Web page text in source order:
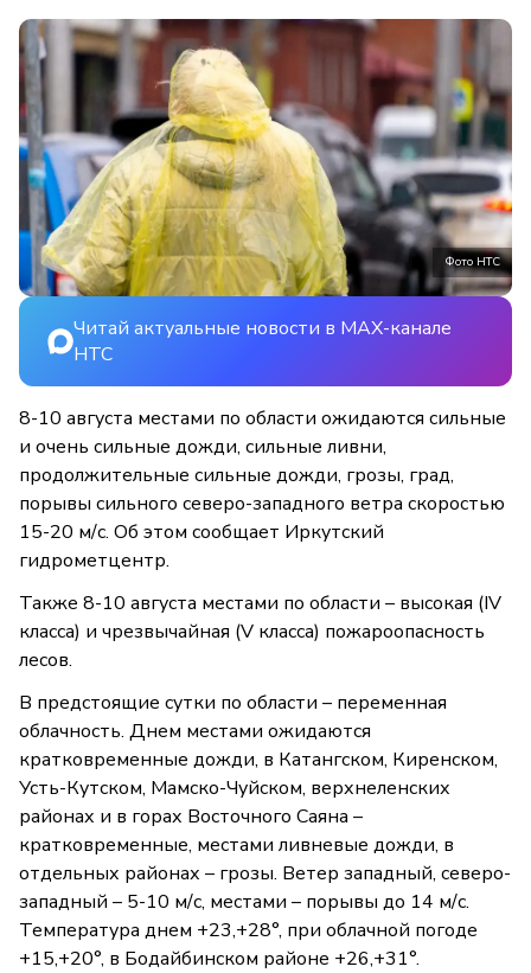
Фото НТС
Читай актуальные новости в MAX-канале
НТС
8-10 августа местами по области ожидаются сильные
и очень сильные дожди, сильные ливни,
продолжительные сильные дожди, грозы, град,
порывы сильного северо-западного ветра скоростью
15-20 м/с. Об этом сообщает Иркутский
гидрометцентр.
Также 8-10 августа местами по области – высокая (IV
класса) и чрезвычайная (V класса) пожароопасность
лесов.
В предстоящие сутки по области – переменная
облачность. Днем местами ожидаются
кратковременные дожди, в Катангском, Киренском,
Усть-Кутском, Мамско-Чуйском, верхнеленских
районах и в горах Восточного Саяна –
кратковременные, местами ливневые дожди, в
отдельных районах – грозы. Ветер западный, северо-
западный – 5-10 м/с, местами – порывы до 14 м/с.
Температура днем +23,+28°, при облачной погоде
+15,+20°, в Бодайбинском районе +26,+31°.